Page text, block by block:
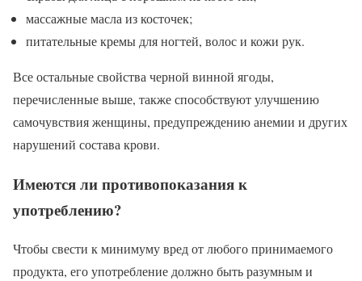
массажные масла из косточек;
питательные кремы для ногтей, волос и кожи рук.
Все остальные свойства черной винной ягоды,
перечисленные выше, также способствуют улучшению
самочувствия женщины, предупреждению анемии и других
нарушений состава крови.
Имеются ли противопоказания к
употреблению?
Чтобы свести к минимуму вред от любого принимаемого
продукта, его употребление должно быть разумным и